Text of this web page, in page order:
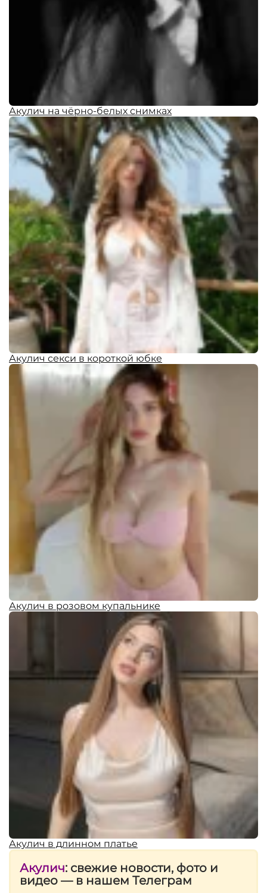
Акулич на чёрно-белых снимках
Акулич секси в короткой юбке
Акулич в розовом купальнике
Акулич в длинном платье
Акулич: свежие новости, фото и
видео — в нашем Телеграм